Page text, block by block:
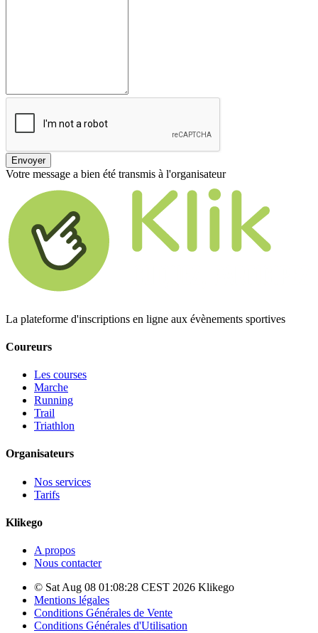
Envoyer
Votre message a bien été transmis à l'organisateur
La plateforme d'inscriptions en ligne aux évènements sportives
Coureurs
Les courses
Marche
Running
Trail
Triathlon
Organisateurs
Nos services
Tarifs
Klikego
A propos
Nous contacter
© Sat Aug 08 01:08:28 CEST 2026 Klikego
Mentions légales
Conditions Générales de Vente
Conditions Générales d'Utilisation